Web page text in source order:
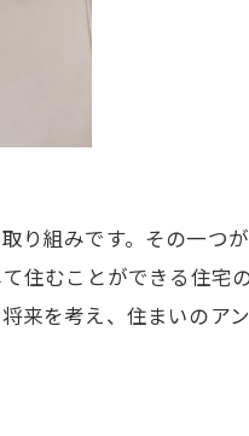
り組みです。その一つ
住むことができる住宅
来を考え、住まいのア